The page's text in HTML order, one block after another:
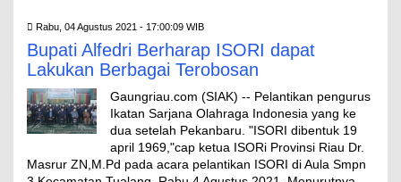
Rabu, 04 Agustus 2021 - 17:00:09 WIB
Bupati Alfedri Berharap ISORI dapat
Lakukan Berbagai Terobosan
Gaungriau.com (SIAK) -- Pelantikan pengurus
Ikatan Sarjana Olahraga Indonesia yang ke
dua setelah Pekanbaru. "ISORI dibentuk 19
april 1969,"cap ketua ISORi Provinsi Riau Dr.
Masrur ZN,M.Pd pada acara pelantikan ISORI di Aula Smpn